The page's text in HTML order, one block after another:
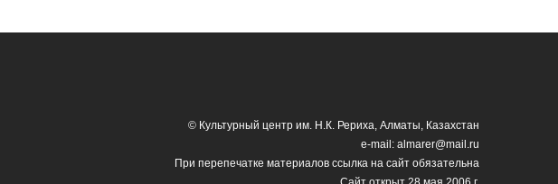
© Культурный центр им. Н.К. Рериха, Алматы, Казахстан
e-mail: almarer@mail.ru
При перепечатке материалов ссылка на сайт обязательна